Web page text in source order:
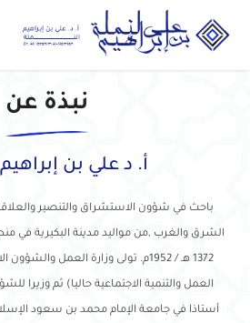
نبذة عن
أ. د علي بن
باحث في شؤون الاستشراق والتنصير
الشرق والغرب ,من مواليد مدينة البكيرية في
1372 هـ / 1952م. تولى وزارة العمل
العمل والتنمية الاجتماعية حاليا) ثم وزيرا
أستاذا في جامعة الإمام محمد بن سعود